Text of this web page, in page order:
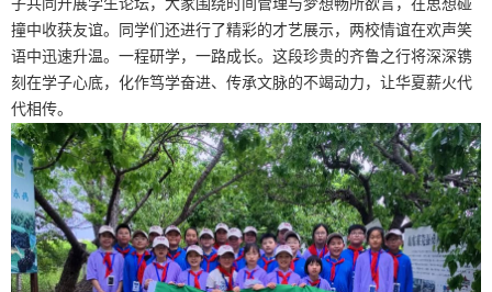
子共同开展学生论坛，大家围绕时间管理与梦想畅所欲言，在思想碰
撞中收获友谊。同学们还进行了精彩的才艺展示，两校情谊在欢声笑
语中迅速升温。一程研学，一路成长。这段珍贵的齐鲁之行将深深镌
刻在学子心底，化作笃学奋进、传承文脉的不竭动力，让华夏薪火代
代相传。